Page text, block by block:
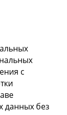
с
данных без